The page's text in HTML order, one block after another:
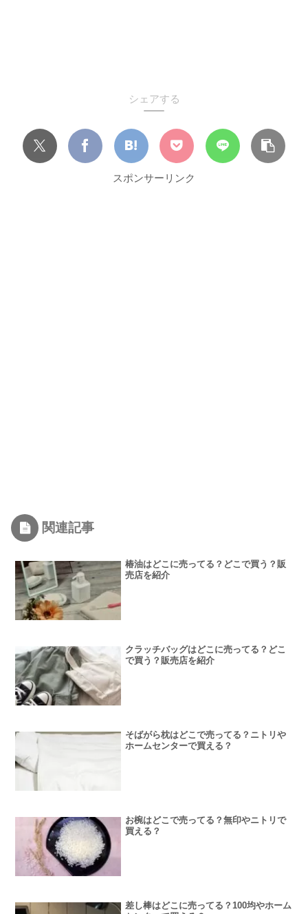
シェアする
スポンサーリンク
関連記事
椿油はどこに売ってる？どこで買う？販
売店を紹介
クラッチバッグはどこに売ってる？どこ
で買う？販売店を紹介
そばがら枕はどこで売ってる？ニトリや
ホームセンターで買える？
お椀はどこで売ってる？無印やニトリで
買える？
差し棒はどこに売ってる？100均やホーム